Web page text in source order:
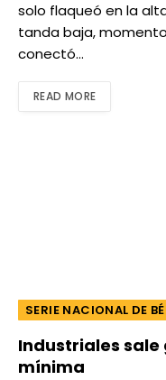
solo flaqueó en la
tanda baja,
conectó…
READ MORE
SERIE NACIONAL DE
Industriales
mínima